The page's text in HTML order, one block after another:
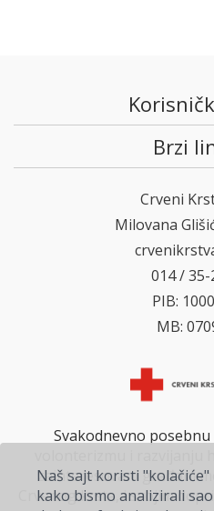
Brzi
Crveni
Milovana
014 / 35-
PIB:
MB:
Svakodnevno
zainteresovani građani
Crvenog krsta, i svojim
Naš sajt koristi
kako bismo analizirali